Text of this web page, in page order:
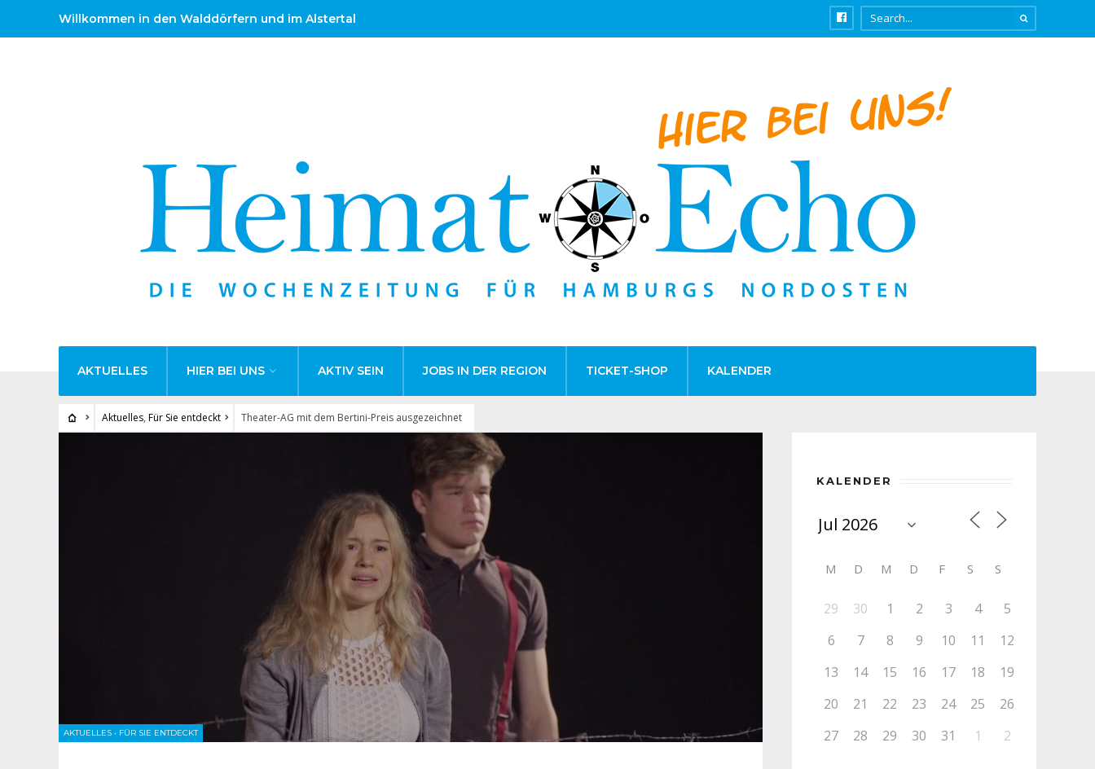
Willkommen in den Walddörfern und im Alstertal
AKTUELLES HIER BEI UNS AKTIV SEIN JOBS IN DER REGION TICKET-SHOP KALENDER
Aktuelles, Für Sie entdeckt Theater-AG mit dem Bertini-Preis ausgezeichnet
AKTUELLES • FÜR SIE ENTDECKT
KALENDER
M D M D F S S
29 30 1 2 3 4
5
6
7 8 9 10 11
12
13
14 15 16 17 18
19
20
21 22 23 24 25
26
27
28 29 30 31 1 2